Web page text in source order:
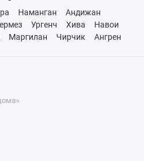
Наманган
Андижан
Ургенч Хива
Навои
Маргилан Чирчик
Ангрен